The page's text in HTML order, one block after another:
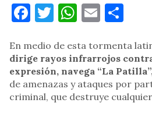
Facebook
TwitterEmail
En medio de esta tormenta
dirige rayos infrarrojos
expresión, navega “La
de amenazas y ataques por
criminal, que destruye